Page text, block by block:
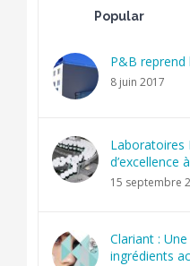
Popular
P&B reprend
8 juin 2017
Laboratoires
d’excellence
15 septembre
Clariant :
ingrédients